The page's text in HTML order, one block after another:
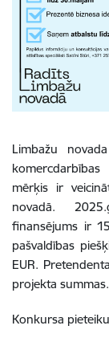
Limbažu
mērķis ir
novadā.
finansējums ir
pašvaldības
EUR.
projekta summas.
Konkursa